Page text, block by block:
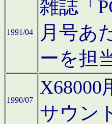
1991/04
雑誌「
月号あ
ーを担
1990/07
X68000
サウン